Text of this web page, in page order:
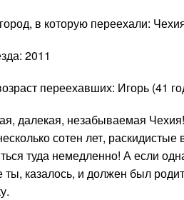
в которую переехали:
2011
переехавших: Игорь (41
далекая, незабываемая
сотен лет,
туда немедленно! А если
ты, казалось, и должен был